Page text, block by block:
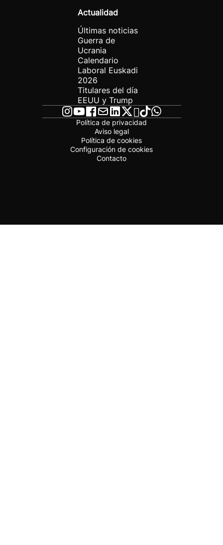
Actualidad
Últimas noticias
Guerra de
Ucrania
Calendario
Laboral Euskadi
2026
Titulares del día
EEUU y Trump
Política de privacidad
Aviso legal
Política de cookies
Configuración de cookies
Contacto